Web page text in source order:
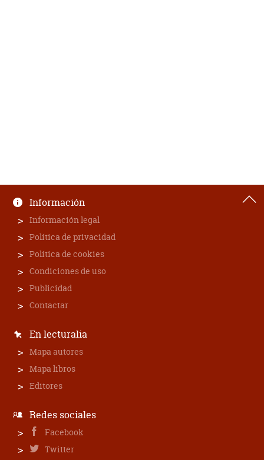
Información
Información legal
Política de privacidad
Política de cookies
Condiciones de uso
Publicidad
Contactar
En lecturalia
Mapa autores
Mapa libros
Editores
Redes sociales
Facebook
Twitter